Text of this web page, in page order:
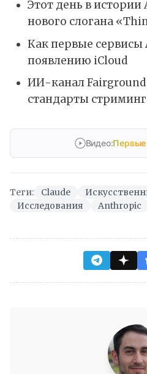
Этот день в
нового слогана
Как первые сервисы
появлению iCloud
ИИ-канал Fairground
стандарты
Видео:Первые
Теги: Claude
Исследования
Anthropic